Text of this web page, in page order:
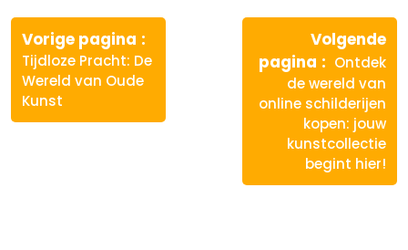
Berichtnavigatie
Vorige pagina
bericht:
Tijdloze Pracht: De
Wereld van Oude
Kunst
Volgende
pagina
Volgende
bericht:
Ontdek
de wereld van
online schilderijen
kopen: jouw
kunstcollectie
begint hier!